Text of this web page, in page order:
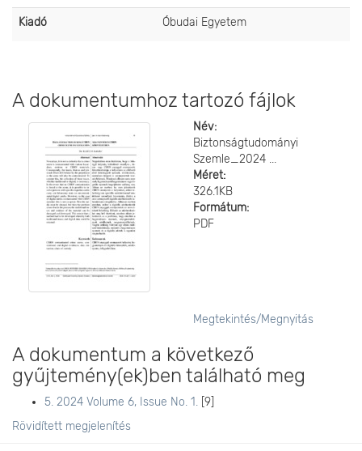
Kiadó Óbudai Egyetem
A dokumentumhoz tartozó fájlok
Név:
Biztonságtudományi
Szemle_2024 ...
Méret:
326.1KB
Formátum:
PDF
Megtekintés/Megnyitás
A dokumentum a következő
gyűjtemény(ek)ben található meg
5. 2024 Volume 6, Issue No. 1. [9]
Rövidített megjelenítés